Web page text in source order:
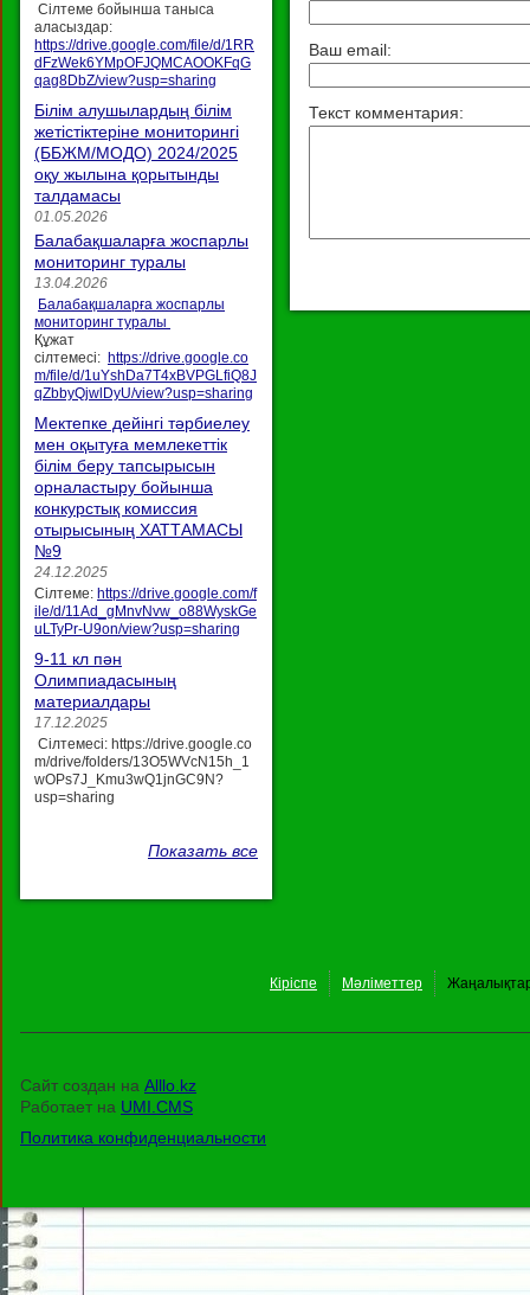
Сілтеме бойынша таныса
аласыздар:
https://drive.google.com/file/d/1RR
dFzWek6YMpOFJQMCAOOKFqG
qag8DbZ/view?usp=sharing
Білім алушылардың білім
жетістіктеріне мониторингі
(ББЖМ/МОДО) 2024/2025
оқу жылына қорытынды
талдамасы
01.05.2026
Балабақшаларға жоспарлы
мониторинг туралы
13.04.2026
Балабақшаларға жоспарлы
мониторинг туралы
Құжат
сілтемесі: https://drive.google.co
m/file/d/1uYshDa7T4xBVPGLfiQ8J
qZbbyQjwlDyU/view?usp=sharing
Мектепке дейінгі тәрбиелеу
мен оқытуға мемлекеттік
білім беру тапсырысын
орналастыру бойынша
конкурстық комиссия
отырысының ХАТТАМАСЫ
№9
24.12.2025
Сілтеме: https://drive.google.com/f
ile/d/11Ad_gMnvNvw_o88WyskGe
uLTyPr-U9on/view?usp=sharing
9-11 кл пән
Олимпиадасының
материалдары
17.12.2025
Сілтемесі: https://drive.google.co
m/drive/folders/13O5WVcN15h_1
wOPs7J_Kmu3wQ1jnGC9N?
usp=sharing
Показать все
Ваш email:
Текст комментария:
Кіріспе Мәліметтер
Сайт создан на Alllo.kz
Работает на UMI.CMS
Политика конфиденциальности